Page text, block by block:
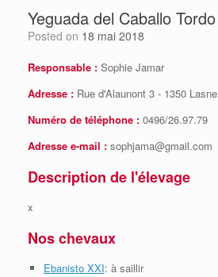
Yeguada del Caballo Tordo
Posted on 18 mai 2018
Responsable : Sophie Jamar
Adresse : Rue d'Alaunont 3 - 1350 Lasne
Numéro de téléphone : 0496/26.97.79
Adresse e-mail : sophjama@gmail.com
Description de l'élevage
x
Nos chevaux
Ebanisto XXI: à saillir